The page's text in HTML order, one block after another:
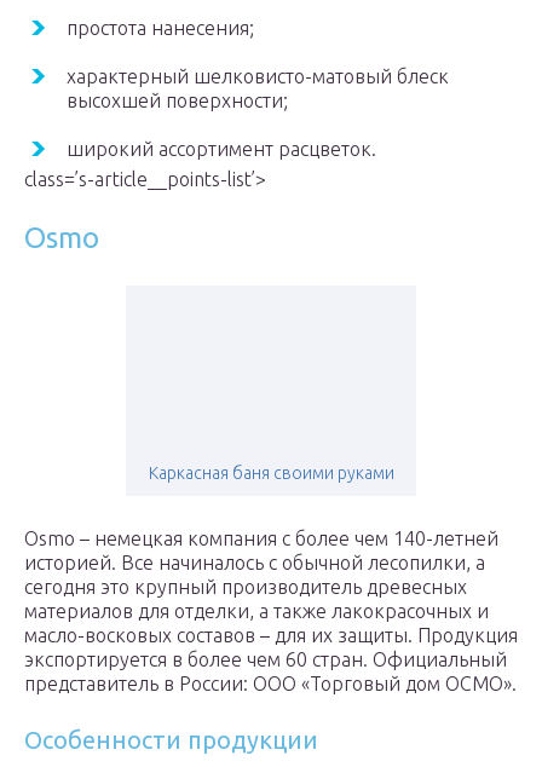
простота нанесения;
характерный шелковисто-матовый блеск
высохшей поверхности;
широкий ассортимент расцветок.
class=’s-article__points-list’>
Osmo
Каркасная баня своими руками
Osmo – немецкая компания с более чем 140-летней
историей. Все начиналось с обычной лесопилки, а
сегодня это крупный производитель древесных
материалов для отделки, а также лакокрасочных и
масло-восковых составов – для их защиты. Продукция
экспортируется в более чем 60 стран. Официальный
представитель в России: ООО «Торговый дом ОСМО».
Особенности продукции